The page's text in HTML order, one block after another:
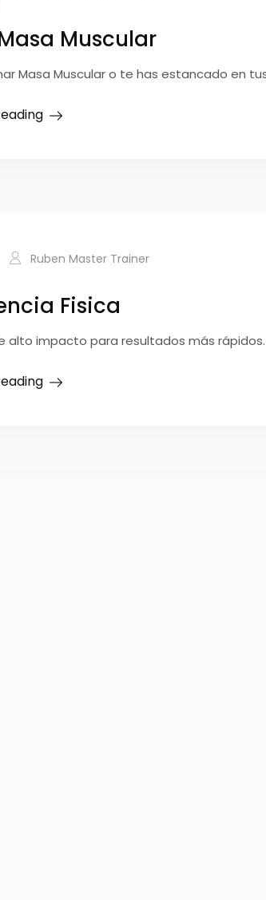
Muscular
Masa Muscular o te has estancado en
Ruben Master Trainer
Fisica
alto impacto para resultados más rápidos.